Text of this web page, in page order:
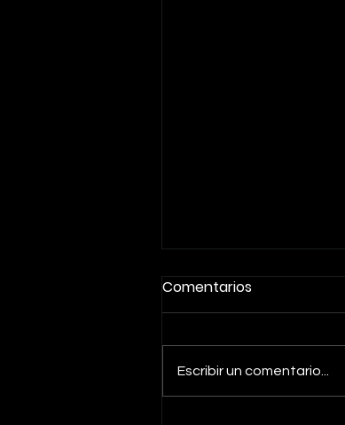
Comentarios
Escribir un comentario...